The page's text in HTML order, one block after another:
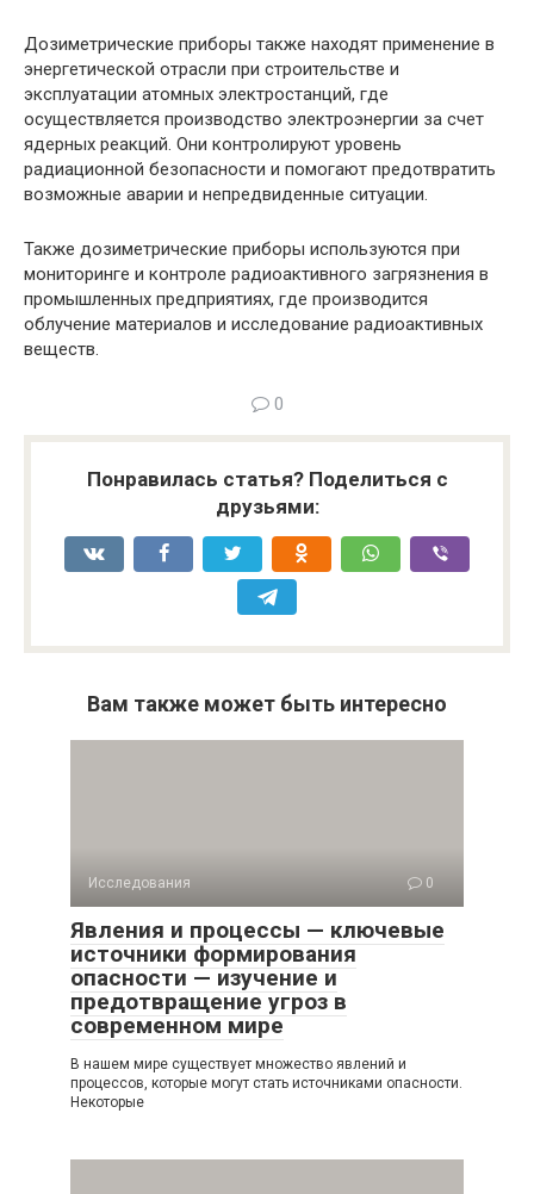
Дозиметрические приборы также находят применение в
энергетической отрасли при строительстве и
эксплуатации атомных электростанций, где
осуществляется производство электроэнергии за счет
ядерных реакций. Они контролируют уровень
радиационной безопасности и помогают предотвратить
возможные аварии и непредвиденные ситуации.
Также дозиметрические приборы используются при
мониторинге и контроле радиоактивного загрязнения в
промышленных предприятиях, где производится
облучение материалов и исследование радиоактивных
веществ.
0
Понравилась статья? Поделиться с
друзьями:
Вам также может быть интересно
Исследования 0
Явления и процессы — ключевые
источники формирования
опасности — изучение и
предотвращение угроз в
современном мире
В нашем мире существует множество явлений и
процессов, которые могут стать источниками опасности.
Некоторые